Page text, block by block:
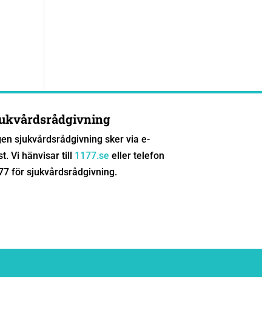
sjukvårdsrådgivning sker via e-
Vi hänvisar till 1177.se eller telefon
för sjukvårdsrådgivning.